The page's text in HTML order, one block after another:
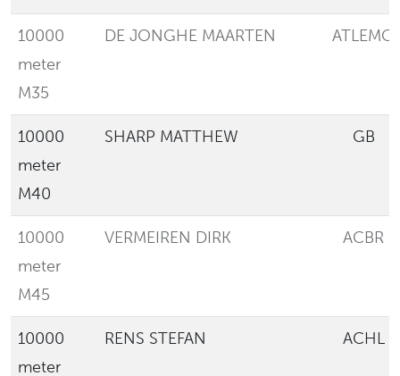
10000
meter
M35
DE JONGHE MAARTEN ATLEMO
10000
meter
M40
SHARP MATTHEW GB
10000
meter
M45
VERMEIREN DIRK ACBR
10000
meter
RENS STEFAN ACHL